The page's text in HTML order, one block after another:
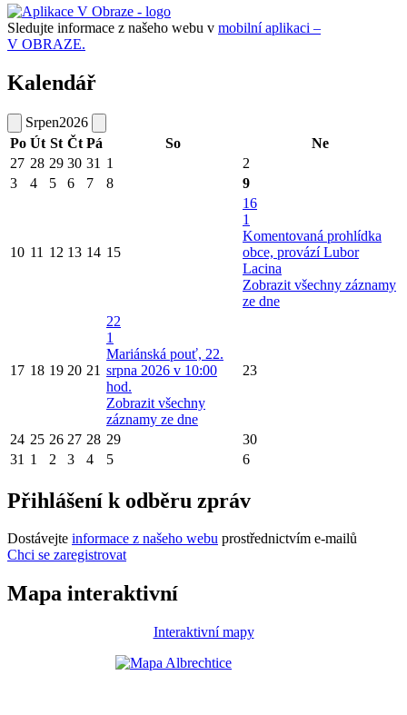
Sledujte informace z našeho webu v mobilní aplikaci –
V OBRAZE.
Kalendář
Srpen2026
Po Út St Čt Pá So
Ne
27 28 29 30 31 1
2
3
4 5 6 7 8 9
10 11 12 13 14 15
16
1
Komentovaná prohlídka
obce, provází Lubor
Lacina
Zobrazit všechny záznamy
ze dne
17 18 19 20 21
22
1
Mariánská pouť, 22.
srpna 2026 v 10:00
hod.
Zobrazit všechny
záznamy ze dne
23
24 25 26 27 28 29
30
31 1 2 3 4 5 6
Přihlášení k odběru zpráv
Dostávejte informace z našeho webu prostřednictvím e-mailů
Chci se zaregistrovat
Mapa interaktivní
Interaktivní mapy